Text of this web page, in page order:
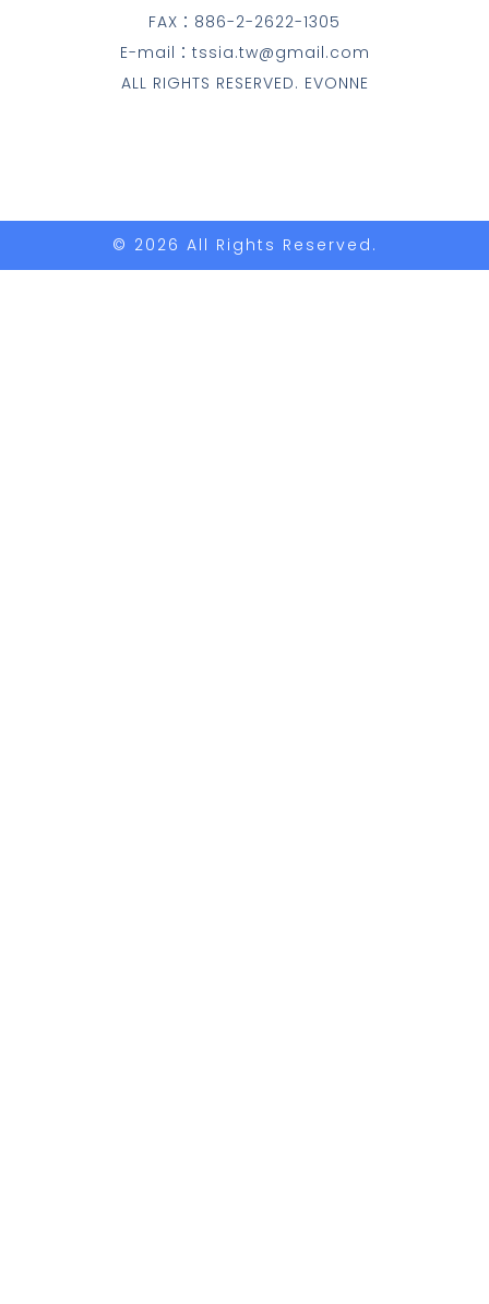
FAX：886-2-2622-1305
E-mail：tssia.tw@gmail.com
ALL RIGHTS RESERVED. EVONNE
© 2026 All Rights Reserved.